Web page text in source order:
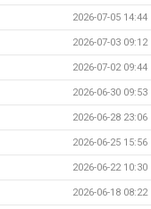
2026-07-05 14:44
2026-07-03 09:12
2026-07-02 09:44
2026-06-30 09:53
2026-06-28 23:06
2026-06-25 15:56
2026-06-22 10:30
2026-06-18 08:22